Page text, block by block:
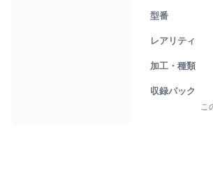
型番
レアリティ
加工・種類
収録パック
こ